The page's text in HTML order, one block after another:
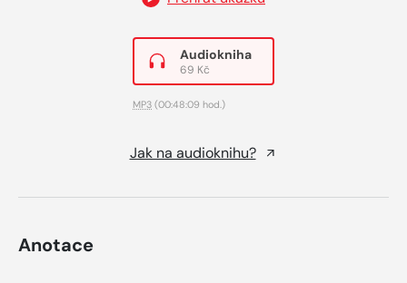
Audiokniha
69 Kč
MP3 (00:48:09 hod.)
Jak na audioknihu?
Anotace